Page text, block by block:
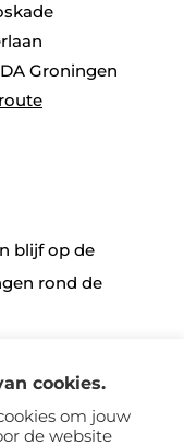
Groningen
blijf op de
rond de
cookies.
om jouw
de website